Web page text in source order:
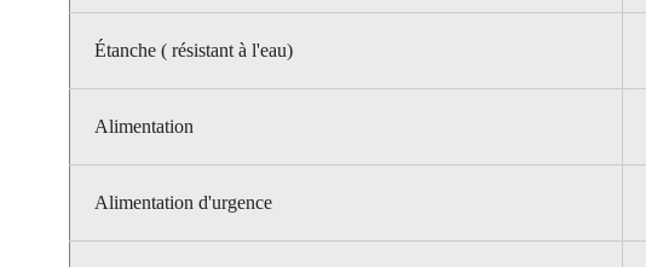
Étanche ( résistant à l'eau)
Alimentation
Alimentation d'urgence